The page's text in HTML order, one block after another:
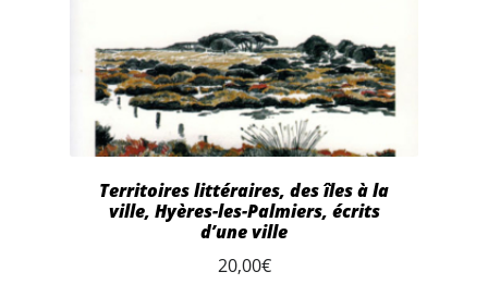
Territoires littéraires, des îles à la
ville, Hyères-les-Palmiers, écrits
d’une ville
20,00€